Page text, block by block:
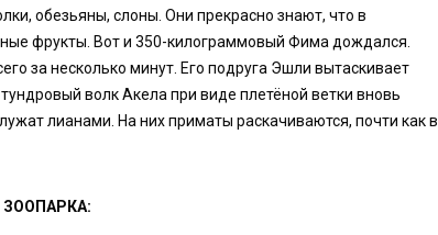
обезьяны, слоны. Они прекрасно знают, что в
фрукты. Вот и 350-килограммовый Фима дождался.
за несколько минут. Его подруга Эшли вытаскивает
волк Акела при виде плетёной ветки вновь
лианами. На них приматы раскачиваются, почти как в